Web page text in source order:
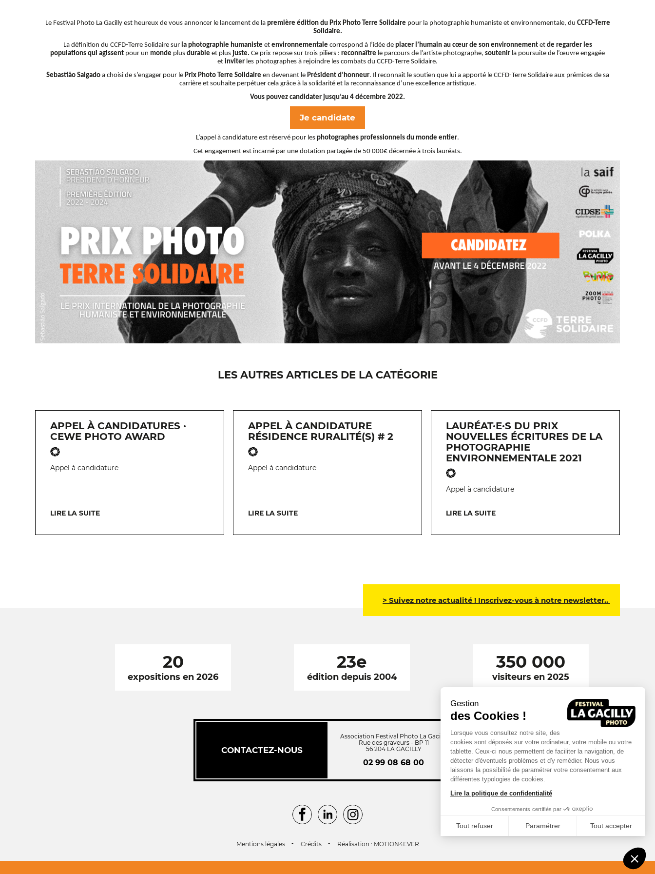
Gestion
des Cookies !
Lorsque vous consultez notre site, des
cookies sont déposés sur votre ordinateur, votre mobile ou votre
tablette. Ceux-ci nous permettent de faciliter la navigation, de
détecter d'éventuels problèmes et d'y remédier. Nous vous
laissons la possibilité de paramétrer votre consentement aux
différentes typologies de cookies.
Lire la politique de confidentialité
Consentements certifiés par
Tout refuser Paramétrer
Tout accepter
Notre plateforme vous permet d'adapter et de gérer vos
Le Festival Photo La Gacilly est heureux de vous annoncer le lancement de la première édition du Prix Photo Terre Solidaire pour la photographie humaniste et environnementale, du CCFD-Terre
Solidaire.
La définition du CCFD-Terre Solidaire sur la photographie humaniste et environnementale correspond à l’idée de placer l’humain au cœur de son environnementet de regarder les
populations qui agissent pour un monde plus durable et plus juste. Ce prix repose sur trois piliers : reconnaître le parcours de l’artiste photographe, soutenir la poursuite de l’œuvre engagée
et inviter les photographes à rejoindre les combats du CCFD-Terre Solidaire.
Sebastião Salgadoa choisi de s’engager pour lePrix Photo Terre Solidaire en devenant le Président d’honneur. Il reconnaît le soutien que lui a apporté le CCFD-Terre Solidaire aux prémices de sa
carrière et souhaite perpétuer cela grâce à la solidarité et la reconnaissance d’une excellence artistique.
Vous pouvez candidater jusqu’au 4 décembre 2022.
Je candidate
L’appel à candidature est réservé pour les photographes professionnels du monde entier.
Cet engagement est incarné par une dotation partagée de 50 000€ décernée à trois lauréats.
LES AUTRES ARTICLES DE LA CATÉGORIE
APPEL À CANDIDATURES ·
CEWE PHOTO AWARD
Appel à candidature
LIRE LA SUITE
APPEL À CANDIDATURE
RÉSIDENCE RURALITÉ(S) # 2
Appel à candidature
LIRE LA SUITE
LAURÉAT·E·S DU PRIX
NOUVELLES ÉCRITURES DE LA
PHOTOGRAPHIE
ENVIRONNEMENTALE 2021
Appel à candidature
LIRE LA SUITE
> Suivez notre actualité ! Inscrivez-vous à notre newsletter..
20
expositions en 2026
23e
édition depuis 2004
350 000
visiteurs en 2025
CONTACTEZ-NOUS
Association Festival Photo La Gacilly
Rue des graveurs - BP 11
56 204 LA GACILLY
02 99 08 68 00
FacebookLinkedInInstagram
Mentions légales Crédits Réalisation : MOTION4EVER